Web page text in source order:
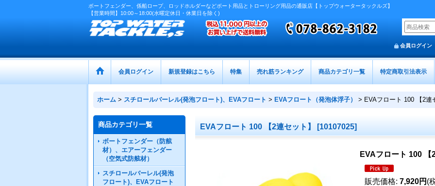
ボートフェンダー、係船ロープ、ロッドホルダーなどボート用品とトローリング用品の通販店【トップウォータータックルズ】
【営業時間】10:00～18:00(水曜定休日・休業日を除く)
会員ログイン
会員ログイン 新規登録はこちら 特集 売れ筋ランキング 商品カテゴリ一覧 特定商取引法表示
ホーム > スチロールバーレル(発泡フロート)、EVAフロート > EVAフロート（発泡体浮子） > EVAフロート 100 【2連
商品カテゴリ一覧
ボートフェンダー（防舷
材）、エアーフェンダー
（空気式防舷材）
スチロールバーレル(発泡
フロート)、EVAフロート
EVAフロート 100 【2連セット】 [10107025]
EVAフロート 100 【
販売価格: 7,920円 (